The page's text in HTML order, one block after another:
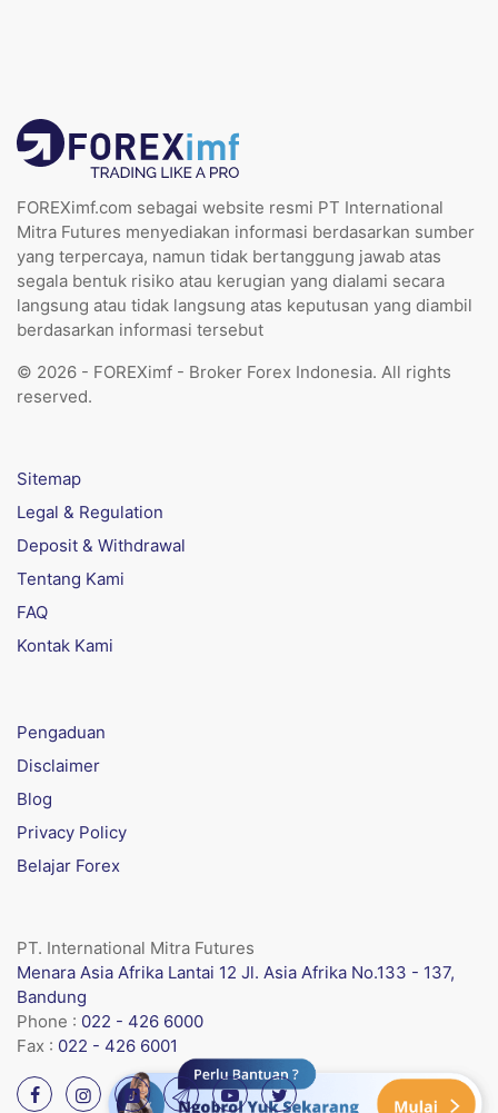
FOREXimf.com sebagai website resmi PT International
Mitra Futures menyediakan informasi berdasarkan sumber
yang terpercaya, namun tidak bertanggung jawab atas
segala bentuk risiko atau kerugian yang dialami secara
langsung atau tidak langsung atas keputusan yang diambil
berdasarkan informasi tersebut
© 2026 - FOREXimf - Broker Forex Indonesia. All rights
reserved.
Sitemap
Legal & Regulation
Deposit & Withdrawal
Tentang Kami
FAQ
Kontak Kami
Pengaduan
Disclaimer
Blog
Privacy Policy
Belajar Forex
PT. International Mitra Futures
Menara Asia Afrika Lantai 12 Jl. Asia Afrika No.133 - 137,
Bandung
Phone : 022 - 426 6000
Fax : 022 - 426 6001